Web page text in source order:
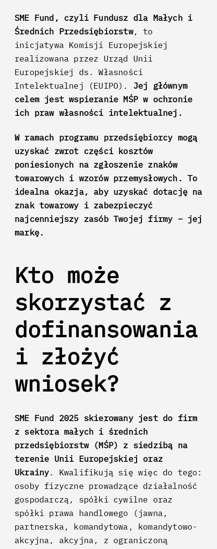
SME Fund, czyli Fundusz dla Małych i
Średnich Przedsiębiorstw, to
inicjatywa Komisji Europejskiej
realizowana przez Urząd Unii
Europejskiej ds. Własności
Intelektualnej (EUIPO). Jej głównym
celem jest wspieranie MŚP w ochronie
ich praw własności intelektualnej.
W ramach programu przedsiębiorcy mogą
uzyskać zwrot części kosztów
poniesionych na zgłoszenie znaków
towarowych i wzorów przemysłowych. To
idealna okazja, aby uzyskać dotację na
znak towarowy i zabezpieczyć
najcenniejszy zasób Twojej firmy – jej
markę.
Kto może
skorzystać z
dofinansowania
i złożyć
wniosek?
SME Fund 2025 skierowany jest do firm
z sektora małych i średnich
przedsiębiorstw (MŚP) z siedzibą na
terenie Unii Europejskiej oraz
Ukrainy. Kwalifikują się więc do tego:
osoby fizyczne prowadzące działalność
gospodarczą, spółki cywilne oraz
spółki prawa handlowego (jawna,
partnerska, komandytowa, komandytowo-
akcyjna, akcyjna, z ograniczoną